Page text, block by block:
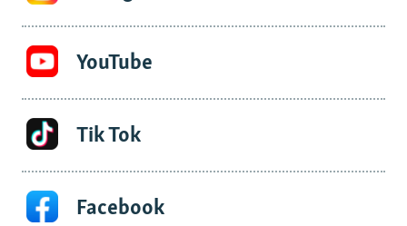
YouTube
Tik Tok
Facebook